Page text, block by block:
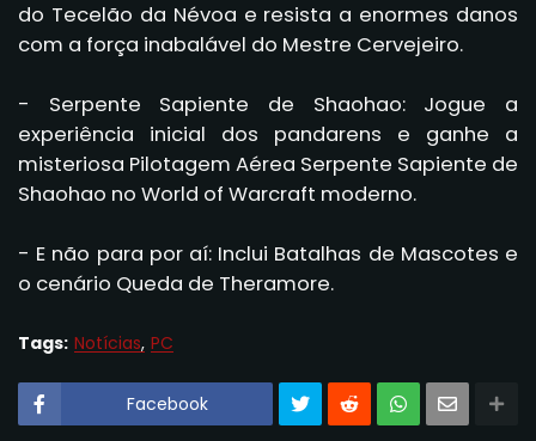
do Tecelão da Névoa e resista a enormes danos
com a força inabalável do Mestre Cervejeiro.
- Serpente Sapiente de Shaohao: Jogue a
experiência inicial dos pandarens e ganhe a
misteriosa Pilotagem Aérea Serpente Sapiente de
Shaohao no World of Warcraft moderno.
- E não para por aí: Inclui Batalhas de Mascotes e
o cenário Queda de Theramore.
Tags: Notícias PC
Facebook